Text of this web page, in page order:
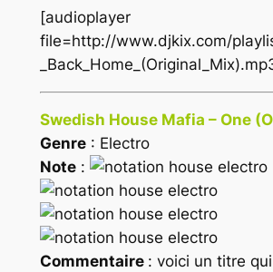
[audioplayer
file=http://www.djkix.com/
Swedish House Mafia – One
Genre: Electro
Note:
Commentaire : voici un titre